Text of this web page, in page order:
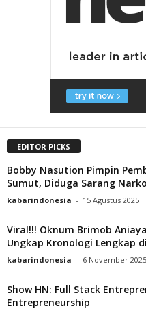
EDITOR PICKS
Bobby Nasution Pimpin
Sumut, Diduga Sarang
kabarindonesia - 15 Agustus 2025
Viral!!! Oknum Brimob
Ungkap Kronologi Lengkap
kabarindonesia - 6 November 2025
Show HN: Full Stack
Entrepreneurship